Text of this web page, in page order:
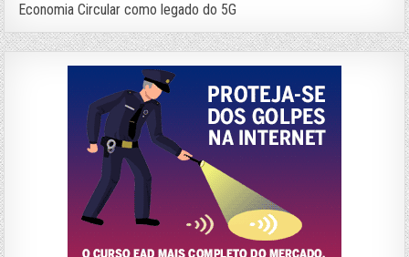
Economia Circular como legado do 5G